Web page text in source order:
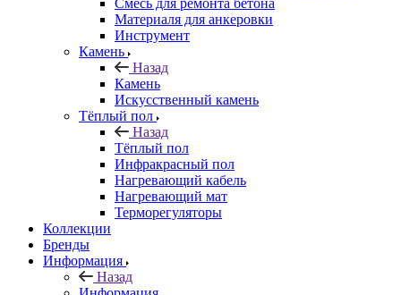
Смесь для ремонта бетона
Материаля для анкеровки
Инструмент
Камень
Назад
Камень
Искусственный камень
Тёплый пол
Назад
Тёплый пол
Инфракрасный пол
Нагревающий кабель
Нагревающий мат
Терморегуляторы
Коллекции
Бренды
Информация
Назад